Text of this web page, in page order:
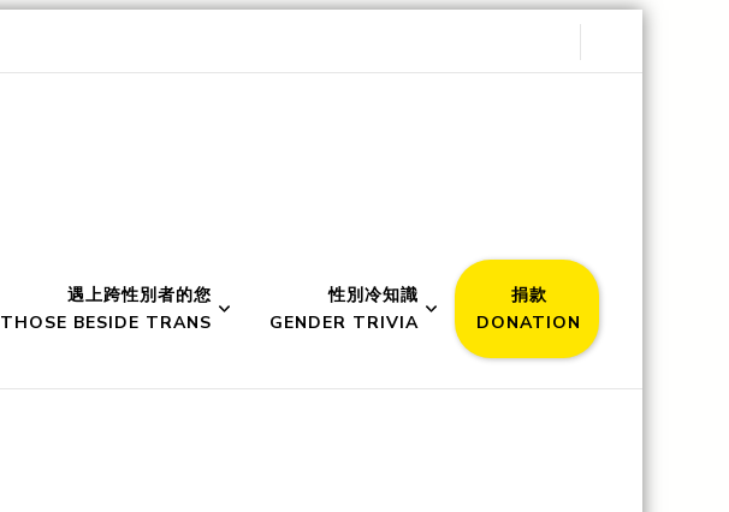
遇上跨性別者的您
THOSE BESIDE TRANS
性別冷知識
GENDER TRIVIA
捐款
DONATION